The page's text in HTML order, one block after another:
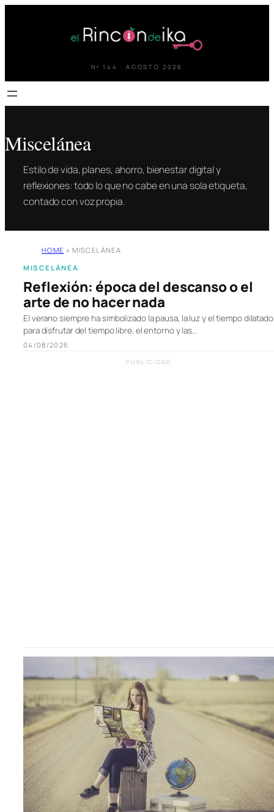
Nº 144 · AGOSTO 2026
Miscelánea
Estilo de vida, planes, ahorro, bienestar digital y
reflexiones: todo lo que no cabe en una sola etiqueta,
contado con voz propia.
HOME » MISCELÁNEA
MISCELÁNEA
Reflexión: época del descanso o el
arte de no hacer nada
El verano siempre ha simbolizado la pausa, la luz y el tiempo dilatado
para disfrutar del tiempo libre, el entorno y las…
04/08/2026
PUBLICIDAD